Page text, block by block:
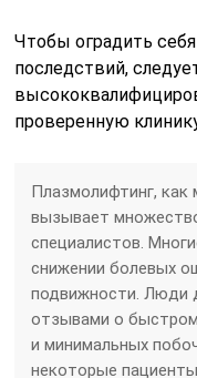
Чтобы оградить
последствий,
проверенную
Плазмолифтинг, как
вызывает
специалистов.
снижении болевых
подвижности. Люди
отзывами о
и минимальных
некоторые